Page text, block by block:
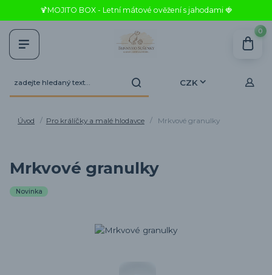
🍹MOJITO BOX - Letní mátové ověžení s jahodami 🍓
CZK
0
Úvod Pro králíčky a malé hlodavce Mrkvové granulky
Mrkvové granulky
Novinka